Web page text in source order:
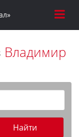
Владимир
Найти